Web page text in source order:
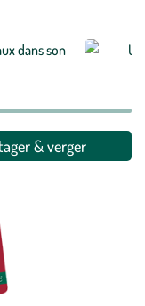
? En
& verger